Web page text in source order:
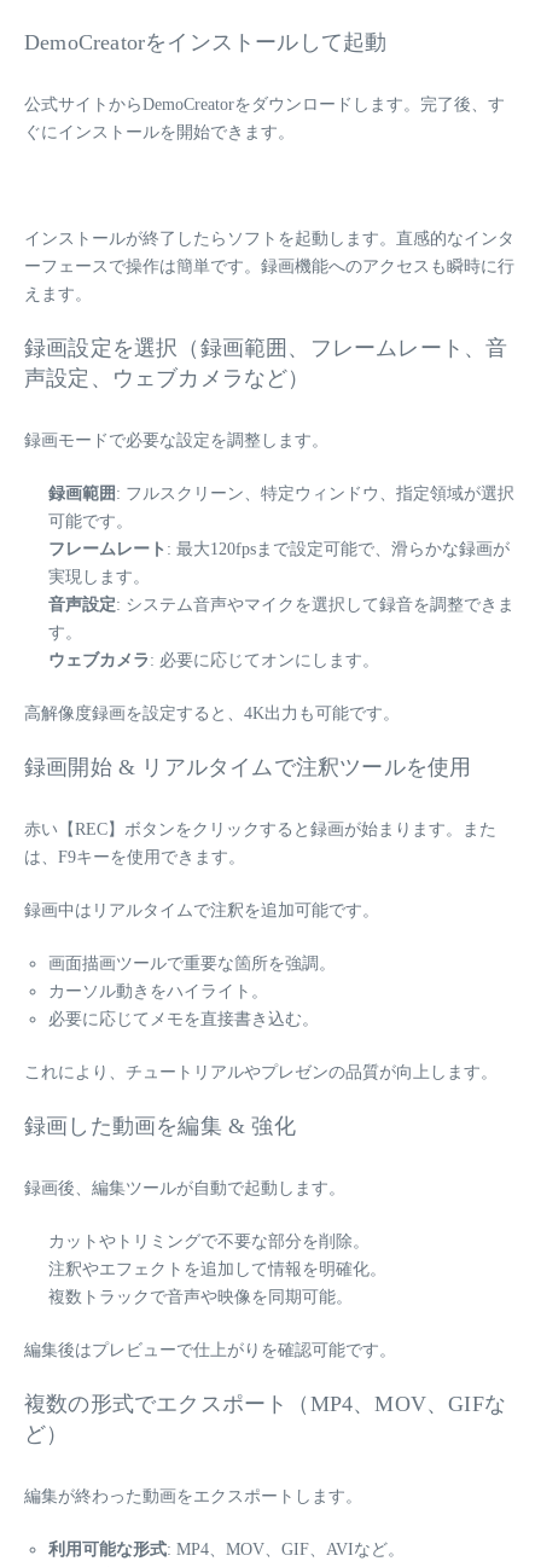
DemoCreatorをインストールして起動
公式サイトからDemoCreatorをダウンロードします。完了後、す
ぐにインストールを開始できます。
インストールが終了したらソフトを起動します。直感的なインタ
ーフェースで操作は簡単です。録画機能へのアクセスも瞬時に行
えます。
録画設定を選択（録画範囲、フレームレート、音
声設定、ウェブカメラなど）
録画モードで必要な設定を調整します。
録画範囲 : フルスクリーン、特定ウィンドウ、指定領域が選択
可能です。
フレームレート : 最大120fpsまで設定可能で、滑らかな録画が
実現します。
音声設定: システム音声やマイクを選択して録音を調整できま
す。
ウェブカメラ : 必要に応じてオンにします。
高解像度録画を設定すると、4K出力も可能です。
録画開始 & リアルタイムで注釈ツールを使用
赤い【REC】ボタンをクリックすると録画が始まります。また
は、F9キーを使用できます。
録画中はリアルタイムで注釈を追加可能です。
画面描画ツールで重要な箇所を強調。
カーソル動きをハイライト。
必要に応じてメモを直接書き込む。
これにより、チュートリアルやプレゼンの品質が向上します。
録画した動画を編集 & 強化
録画後、編集ツールが自動で起動します。
カットやトリミングで不要な部分を削除。
注釈やエフェクトを追加して情報を明確化。
複数トラックで音声や映像を同期可能。
編集後はプレビューで仕上がりを確認可能です。
複数の形式でエクスポート（MP4、MOV、GIFな
ど）
編集が終わった動画をエクスポートします。
利用可能な形式: MP4、MOV、GIF、AVIなど。